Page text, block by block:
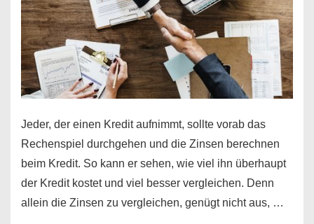
Jeder, der einen Kredit aufnimmt, sollte vorab das
Rechenspiel durchgehen und die Zinsen berechnen
beim Kredit. So kann er sehen, wie viel ihn überhaupt
der Kredit kostet und viel besser vergleichen. Denn
allein die Zinsen zu vergleichen, genügt nicht aus, …